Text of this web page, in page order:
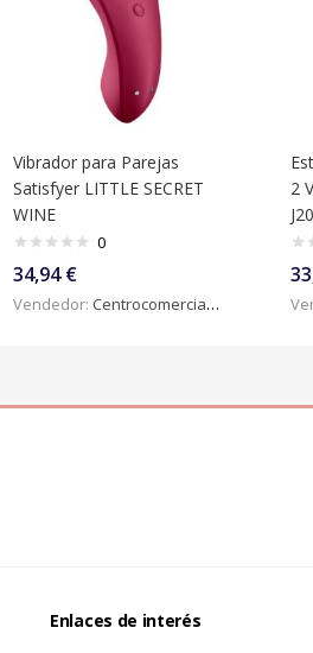
Vibrador para Parejas
Satisfyer LITTLE SECRET
WINE
0
34,94€
Vendedor: Centrocomercialdigital
2
Enlaces de interés